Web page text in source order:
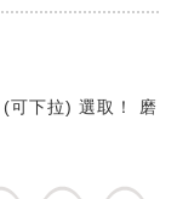
可下拉) 選取！ 磨